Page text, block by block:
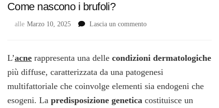
Come nascono i brufoli?
alle Marzo 10, 2025 Lascia un commentosu
L’acne rappresenta una delle condizioni dermatologiche
più diffuse, caratterizzata da una patogenesi
multifattoriale che coinvolge elementi sia endogeni che
esogeni. La predisposizione genetica costituisce un